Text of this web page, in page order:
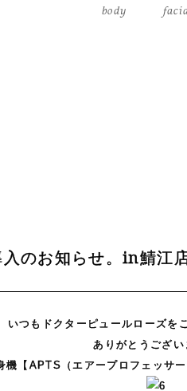
body
のお知らせ。in鯖江
いつもドクターピュールローズを
ありがとうござい
機【APTS（エアープロフェッサ